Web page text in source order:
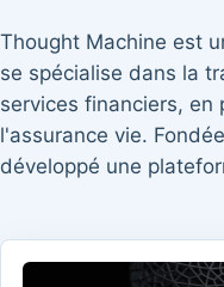
Thought Machine est
se spécialise dans la
services financiers,
l'assurance vie.
développé une